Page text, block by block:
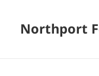
Northport